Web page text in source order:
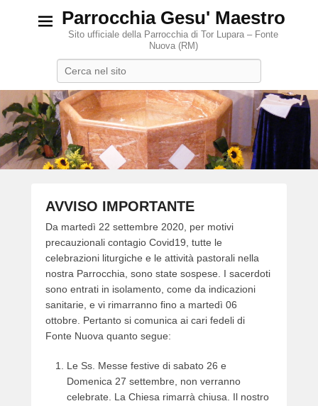
Parrocchia Gesu' Maestro
Sito ufficiale della Parrocchia di Tor Lupara – Fonte
Nuova (RM)
AVVISO IMPORTANTE
P
o
s
t
e
d
o
n
Da martedì 22 settembre 2020, per motivi
precauzionali contagio Covid19, tutte le
celebrazioni liturgiche e le attività pastorali nella
nostra Parrocchia, sono state sospese. I sacerdoti
sono entrati in isolamento, come da indicazioni
sanitarie, e vi rimarranno fino a martedì 06
ottobre. Pertanto si comunica ai cari fedeli di
Fonte Nuova quanto segue:
Le Ss. Messe festive di sabato 26 e
Domenica 27 settembre, non verranno
celebrate. La Chiesa rimarrà chiusa. Il nostro